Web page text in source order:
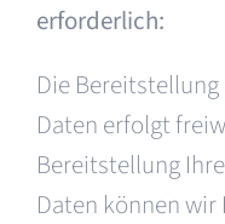
erforderlich:
Die
Daten erfolgt
Bereitstellung
Daten können wir